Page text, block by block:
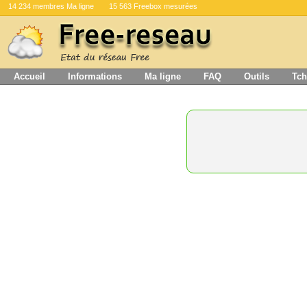
14 234 membres Ma ligne 15 563 Freebox mesurées
Accueil Informations Ma ligne FAQ Outils